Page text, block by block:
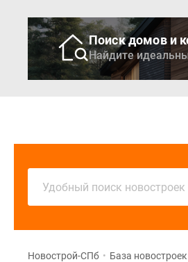
Поиск домов и
Найдите
Удобный поиск новостроек
Новострой-СПб • База новостроек